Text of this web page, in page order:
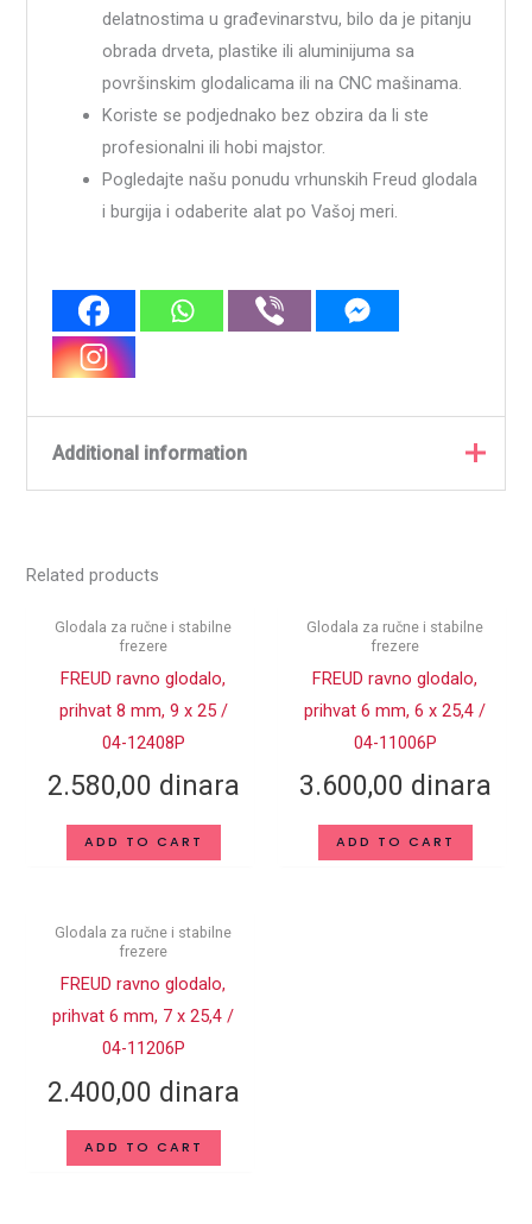
delatnostima u građevinarstvu, bilo da je pitanju
obrada drveta, plastike ili aluminijuma sa
površinskim glodalicama ili na CNC mašinama.
Koriste se podjednako bez obzira da li ste
profesionalni ili hobi majstor.
Pogledajte našu ponudu vrhunskih Freud glodala
i burgija i odaberite alat po Vašoj meri.
Additional information
Dimensions
PROIZVOĐAČ
PREČNIK
REZANJA (D
mm)
VISINA
REZANJA (h
UKUPNA VISINA
BROJ ZUBA Z
MAKS. RPM
1/min
MATERIJAL
Related products
Glodala za ručne i stabilne
frezere
FREUD ravno glodalo,
prihvat 8 mm, 9 x 25 /
04-12408P
2.580,00 dinara
ADD TO CART
Glodala za ručne i stabilne
frezere
FREUD ravno glodalo,
prihvat 6 mm, 6 x 25,4 /
04-11006P
3.600,00 dinara
ADD TO CART
Glodala za ručne i stabilne
frezere
FREUD ravno glodalo,
prihvat 6 mm, 7 x 25,4 /
04-11206P
2.400,00 dinara
ADD TO CART